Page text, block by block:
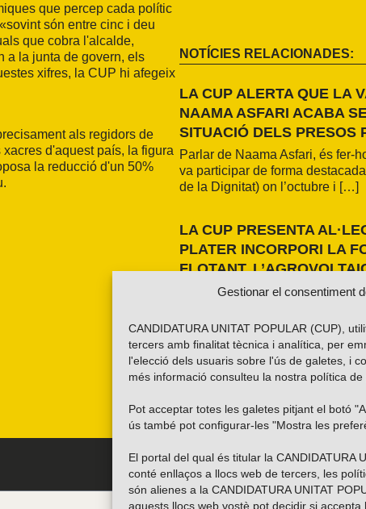
Gestionar el consentiment
CANDIDATURA UNITAT POPULAR (CUP),
tercers amb finalitat tècnica i analítica, per
l'elecció dels usuaris sobre l'ús de galetes, i
més informació consulteu la nostra política de
Pot acceptar totes les galetes pitjant el botó
ús també pot configurar-les "Mostra les
El portal del qual és titular la CANDIDATURA
conté enllaços a llocs web de tercers, les
són alienes a la CANDIDATURA UNITAT
aquests llocs web vostè pot decidir si
que percep cada polític
són entre cinc i deu
que cobra l'alcalde,
a la junta de govern, els
xifres, la CUP hi afegeix
als regidors de
d'aquest país, la figura
la reducció d'un 50%
NOTÍCIES RELACIONADES:
LA CUP ALERTA QUE LA
NAAMA ASFARI ACABA
SITUACIÓ DELS PRESOS
Parlar de Naama Asfari, és fer-
va participar de forma
de la Dignitat) on l’octubre i […]
LA CUP PRESENTA
PLATER INCORPORI LA
FLOTANT,
ESPAIS ANTROPITZATS
al PLATER d’àmbit nacional. La
pròpia basada en els resultats
de Girona i amb la voluntat
país. La segona, impulsada per
Troba’ns a les